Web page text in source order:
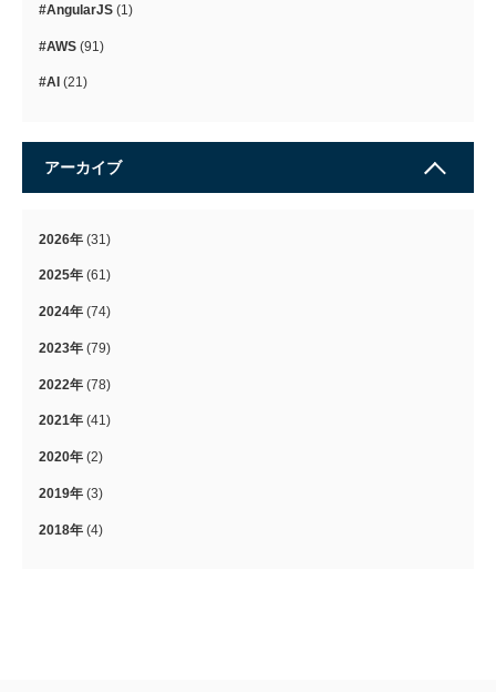
#AngularJS (1)
#AWS (91)
#AI (21)
アーカイブ
2026年 (31)
2025年 (61)
2024年 (74)
2023年 (79)
2022年 (78)
2021年 (41)
2020年 (2)
2019年 (3)
2018年 (4)